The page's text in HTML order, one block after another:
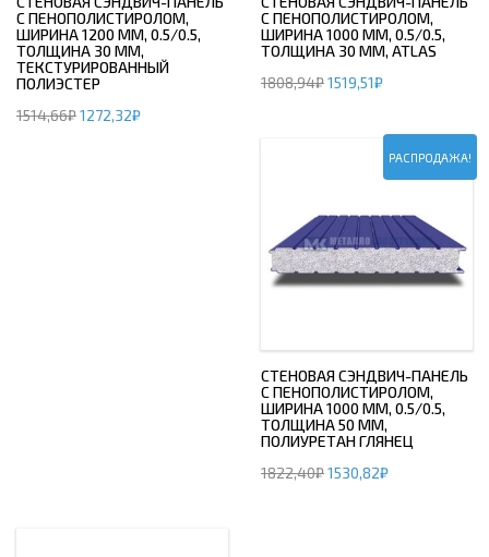
С ПЕНОПОЛИСТИРОЛОМ,
ШИРИНА 1200 ММ, 0.5/0.5,
ТОЛЩИНА 30 ММ,
ТЕКСТУРИРОВАННЫЙ
ПОЛИЭСТЕР
1514,66₽1272,32₽
С ПЕНОПОЛИСТИРОЛОМ,
ШИРИНА 1000 ММ, 0.5/0.5,
ТОЛЩИНА 30 ММ, ATLAS
1808,94₽1519,51₽
РАСПРОДАЖА!
СТЕНОВАЯ СЭНДВИЧ-ПАНЕЛЬ
С ПЕНОПОЛИСТИРОЛОМ,
ШИРИНА 1000 ММ, 0.5/0.5,
ТОЛЩИНА 50 ММ,
ПОЛИУРЕТАН ГЛЯНЕЦ
1822,40₽1530,82₽